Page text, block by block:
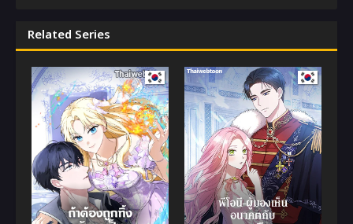
Related Series